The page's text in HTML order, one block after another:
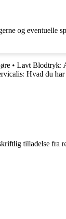
og eventuelle
• Lavt Blodtryk:
Hvad du
tilladelse fra